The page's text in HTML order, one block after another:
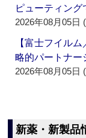
ピューティング
2026年08月05日
【富士フイル
略的パートナー
2026年08月05日
新薬・新製品